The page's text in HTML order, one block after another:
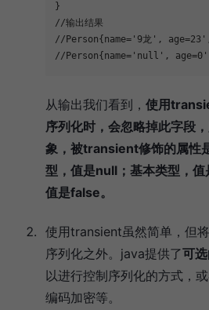
}
//输出结果
//Person{name='9龙',
//Person{name='null',
从输出我们看到， 使用
序列化时，会忽略掉此字段
象，被transient修饰的属性
型，值是null；基本类型，
值是false。
使用transient虽然简单，但
序列化之外。java提供了可选
以进行控制序列化的方式，
编码加密等。